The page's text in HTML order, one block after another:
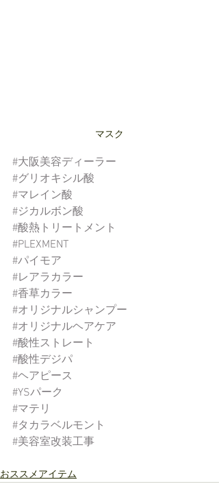
マスク
#大阪美容ディーラー
#グリオキシル酸
#マレイン酸
#ジカルボン酸
#酸熱トリートメント
#PLEXMENT
#パイモア
#レアラカラー
#香草カラー
#オリジナルシャンプー
#オリジナルヘアケア
#酸性ストレート
#酸性デジパ
#ヘアピース
#YSパーク
#マテリ
#タカラベルモント
#美容室改装工事
おススメアイテム